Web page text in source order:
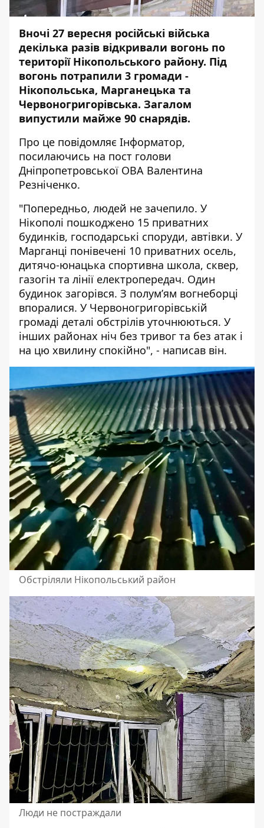
Вночі 27 вересня російські війська
декілька разів відкривали вогонь по
території Нікопольського району. Під
вогонь потрапили 3 громади -
Нікопольська, Марганецька та
Червоногригорівська. Загалом
випустили майже 90 снарядів.
Про це повідомляє Інформатор,
посилаючись на пост голови
Дніпропетровської ОВА Валентина
Резніченко.
"Попередньо, людей не зачепило. У
Нікополі пошкоджено 15 приватних
будинків, господарські споруди, автівки. У
Марганці понівечені 10 приватних осель,
дитячо-юнацька спортивна школа, сквер,
газогін та лінії електропередач. Один
будинок загорівся. З полум’ям вогнеборці
впоралися. У Червоногригорівській
громаді деталі обстрілів уточнюються. У
інших районах ніч без тривог та без атак і
на цю хвилину спокійно", - написав він.
Обстріляли Нікопольський район
Люди не постраждали